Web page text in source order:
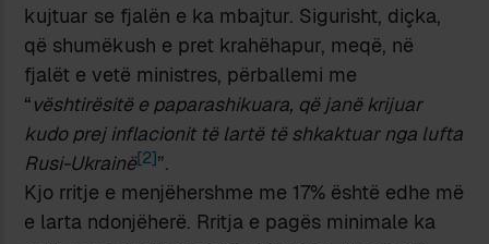
kujtuar se fjalën e ka mbajtur. Sigurisht, diçka,
që shumëkush e pret krahëhapur, meqë, në
fjalët e vetë ministres, përballemi me
“vështirësitë e paparashikuara, që janë krijuar
kudo prej inflacionit të lartë të shkaktuar nga lufta
Rusi-Ukrainë[2]”.
Kjo rritje e menjëhershme me 17% është edhe më
e larta ndonjëherë. Rritja e pagës minimale ka